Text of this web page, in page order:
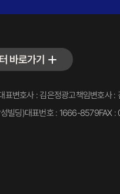
바로가기
표변호사 : 김은정광고책임변호사 :
빌딩)대표번호 : 1666-8579FAX